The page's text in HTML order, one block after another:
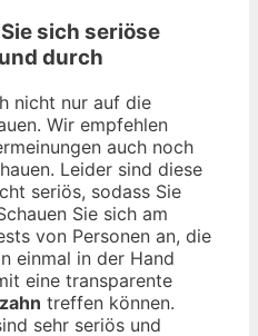
sich seriöse
durch
nicht nur auf die
Wir empfehlen
auch noch
Leider sind diese
seriös, sodass Sie
Sie sich am
von Personen an, die
einmal in der Hand
eine transparente
treffen können.
sehr seriös und